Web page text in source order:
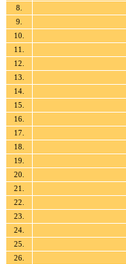
8.
9.
10.
11.
12.
13.
14.
15.
16.
17.
18.
19.
20.
21.
22.
23.
24.
25.
26.